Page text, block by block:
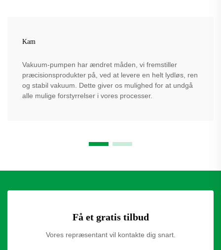
Kam
Vakuum-pumpen har ændret måden, vi fremstiller
præcisionsprodukter på, ved at levere en helt lydløs, ren
og stabil vakuum. Dette giver os mulighed for at undgå
alle mulige forstyrrelser i vores processer.
Få et gratis tilbud
Vores repræsentant vil kontakte dig snart.